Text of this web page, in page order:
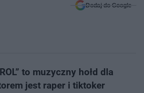
Dodaj do Google
to muzyczny hołd dla
jest raper i tiktoker